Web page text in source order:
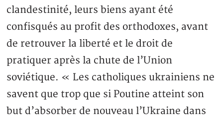
clandestinité, leurs biens ayant été
confisqués au profit des orthodoxes, avant
de retrouver la liberté et le droit de
pratiquer après la chute de l’Union
soviétique. « Les catholiques ukrainiens ne
savent que trop que si Poutine atteint son
but d’absorber de nouveau l’Ukraine dans